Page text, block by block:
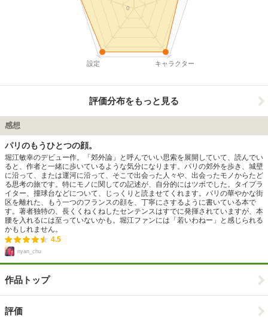
キャラクター
設定
0
評価分布をもっと見る
感想
パリのもうひとつの顔。
堀江敏幸のデビュー作。「郊外論」と呼んでいい思索を展開していて、読んでい
ると、作者と一緒に歩いているような気分になります。パリの郊外を歩き、城壁
に沿って、または運河に沿って、そこで出会った人々や、出会ったモノからたど
る思考の旅です。特にモノに関しての記述が、自分的にはツボでした。タイプラ
イター、撞球台などについて、じっくりと読ませてくれます。パリの華やかな街
区を離れた、もう一つのフランスの顔を、丁寧にさするように書いている本で
す。著者独特の、長くくねくねしたセンテンスはすでに発揮されていますが、本
腰を入れるには至っていないかも。堀江ファンには「若いわねー」と感じられる
かもしれません。
4.5
nyan_chu
作品トップ
評価